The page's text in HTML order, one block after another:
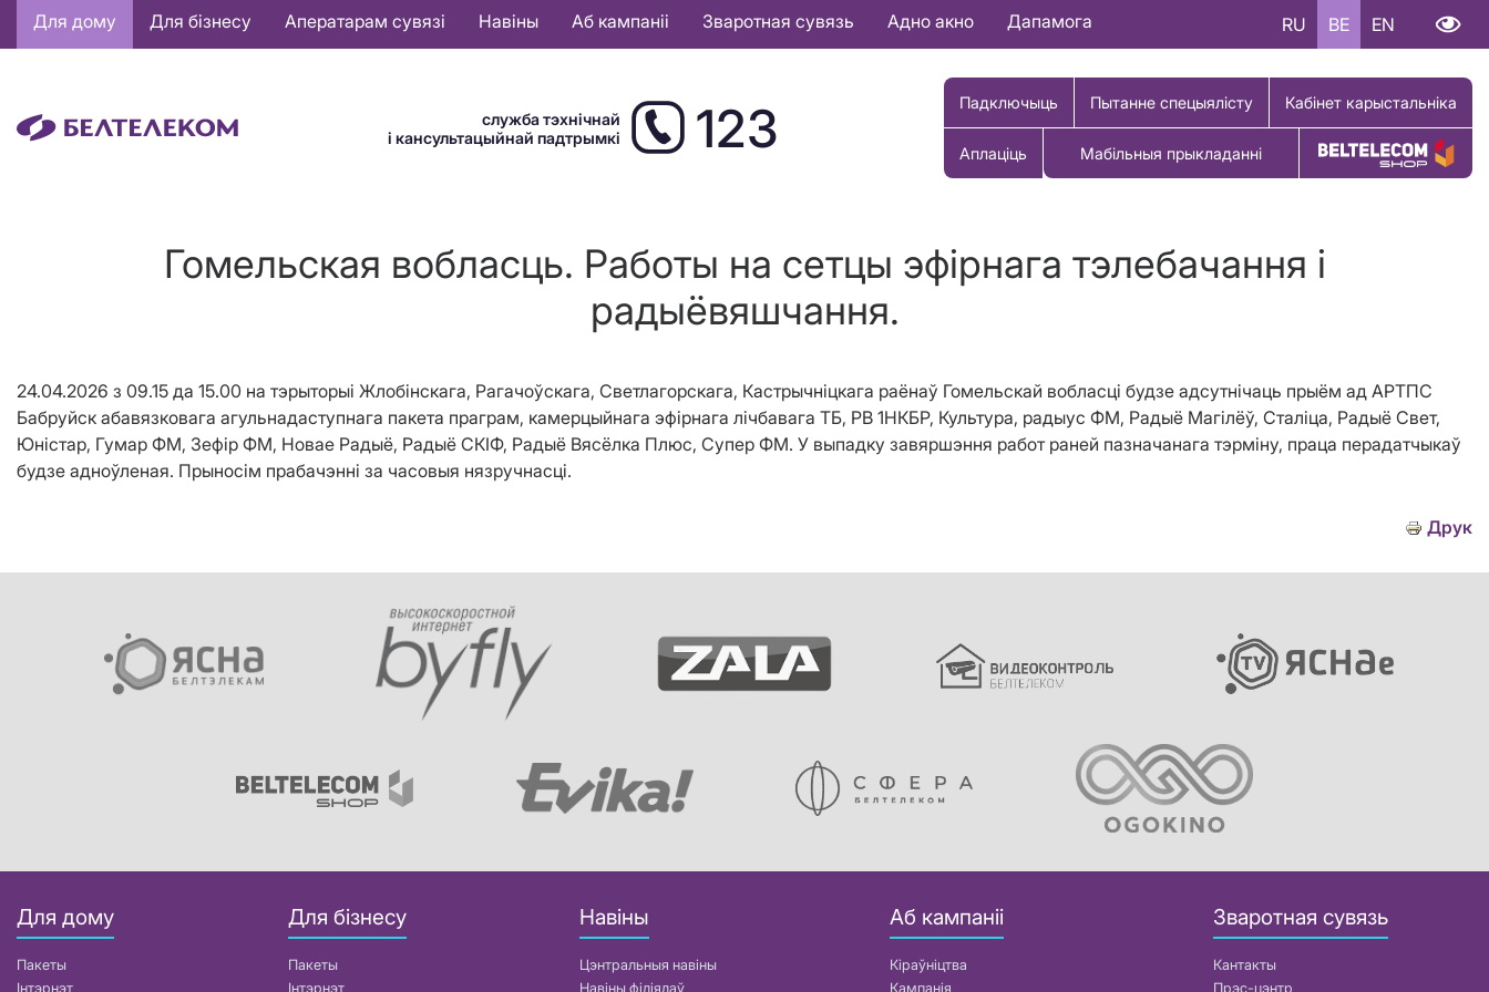
Основная
навигация
Для дому Для бізнесу Аператарам сувязі Навіны Аб кампаніі Зваротная сувязь Адно акно Дапамога RU BE EN
служба тэхнічнай
і кансультацыйнай падтрымкі
123 Падключыць Пытанне спецыялісту Кабінет карыстальніка
Аплаціць Мабільныя прыкладанні Купіць тавар
Гомельская вобласць. Работы на сетцы эфірнага тэлебачання і
радыёвяшчання.
24.04.2026 з 09.15 да 15.00 на тэрыторыі Жлобінскага, Рагачоўскага, Светлагорскага, Кастрычніцкага раёнаў Гомельскай вобласці будзе адсутнічаць прыём ад АРТПС
Бабруйск абавязковага агульнадаступнага пакета праграм, камерцыйнага эфірнага лічбавага ТБ, РВ 1НКБР, Культура, радыус ФМ, Радыё Магілёў, Сталіца, Радыё Свет,
Юністар, Гумар ФМ, Зефір ФМ, Новае Радыё, Радыё СКІФ, Радыё Вясёлка Плюс, Супер ФМ. У выпадку завяршэння работ раней пазначанага тэрміну, праца перадатчыкаў
будзе адноўленая. Прыносім прабачэнні за часовыя нязручнасці.
Друк
Для дому
Пакеты
Інтэрнэт
Для бізнесу
Пакеты
Інтэрнэт
Навіны
Цэнтральныя навіны
Навіны філіялаў
Аб кампаніі
Кіраўніцтва
Кампанія
Зваротная сувязь
Кантакты
Прэс-цэнтр